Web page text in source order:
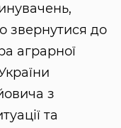
звернутися до
аграрної
з
та